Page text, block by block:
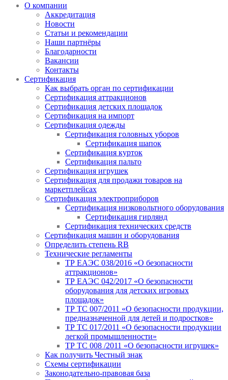
О компании
Аккредитация
Новости
Статьи и рекомендации
Наши партнёры
Благодарности
Вакансии
Контакты
Сертификация
Как выбрать орган по сертификации
Сертификация аттракционов
Сертификация детских площадок
Сертификация на импорт
Сертификация одежды
Сертификация головных уборов
Сертификация шапок
Сертификация курток
Сертификация пальто
Сертификация игрушек
Сертификация для продажи товаров на
маркетплейсах
Сертификация электроприборов
Сертификация низковольтного оборудования
Сертификация гирлянд
Сертификация технических средств
Сертификация машин и оборудования
Определить степень RB
Технические регламенты
ТР ЕАЭС 038/2016 «О безопасности
аттракционов»
ТР ЕАЭС 042/2017 «О безопасности
оборудования для детских игровых
площадок»
ТР ТС 007/2011 «О безопасности продукции,
предназначенной для детей и подростков»
ТР ТС 017/2011 «О безопасности продукции
легкой промышленности»
ТР ТС 008 /2011 «О безопасности игрушек»
Как получить Честный знак
Схемы сертификации
Законодательно-правовая база